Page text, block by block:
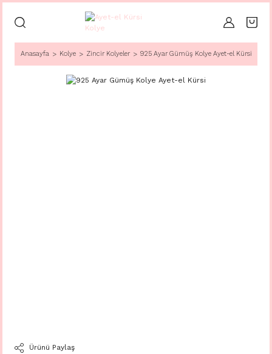
Anasayfa Kolye Zincir Kolyeler 925 Ayar Gümüş Kolye Ayet-el Kürsi
Ürünü Paylaş